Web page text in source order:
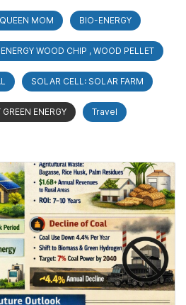
QUEEN MOM BIO-ENERGY
ENERGY WOOD CHIP , WOOD PELLET
SOLAR CELL: SOLAR FARM
ENERGY Travel